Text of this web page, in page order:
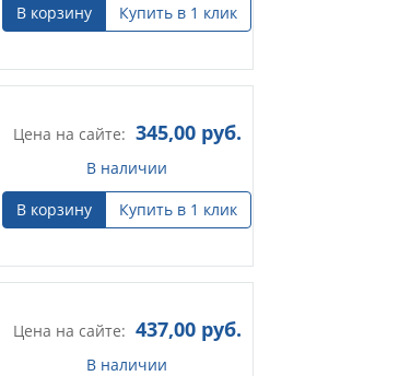
В корзину
Купить в 1 клик
Цена на сайте: 345,00руб.
В наличии
В корзину
Купить в 1 клик
Цена на сайте: 437,00руб.
В наличии